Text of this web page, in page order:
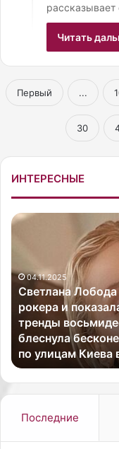
Читать
Первый ...
30
ИНТЕРЕСНЫЕ
Б
а
н
с
к
а
я
п
е
в
и
а
16.10.2025
Британская
публику в
Последние